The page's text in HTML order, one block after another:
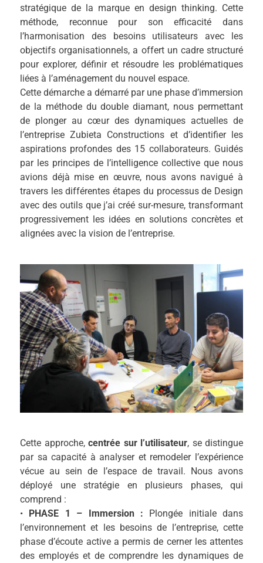
stratégique de la marque en design thinking. Cette
méthode, reconnue pour son efficacité dans
l’harmonisation des besoins utilisateurs avec les
objectifs organisationnels, a offert un cadre structuré
pour explorer, définir et résoudre les problématiques
liées à l’aménagement du nouvel espace.
Cette démarche a démarré par une phase d’immersion
de la méthode du double diamant, nous permettant
de plonger au cœur des dynamiques actuelles de
l’entreprise Zubieta Constructions et d’identifier les
aspirations profondes des 15 collaborateurs. Guidés
par les principes de l’intelligence collective que nous
avions déjà mise en œuvre, nous avons navigué à
travers les différentes étapes du processus de Design
avec des outils que j’ai créé sur-mesure, transformant
progressivement les idées en solutions concrètes et
alignées avec la vision de l’entreprise.
Cette approche, centrée sur l’utilisateur, se distingue
par sa capacité à analyser et remodeler l’expérience
vécue au sein de l’espace de travail. Nous avons
déployé une stratégie en plusieurs phases, qui
comprend :
• PHASE 1 – Immersion : Plongée initiale dans
l’environnement et les besoins de l’entreprise, cette
phase d’écoute active a permis de cerner les attentes
des employés et de comprendre les dynamiques de